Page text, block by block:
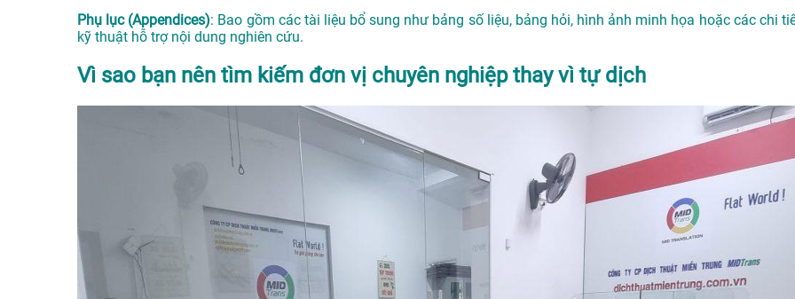
Phụ lục (Appendices): Bao gồm các tài liệu bổ sung như bảng số liệu, bảng hỏi, hình ảnh minh họa hoặc các chi
kỹ thuật hỗ trợ nội dung nghiên cứu.
Vì sao bạn nên tìm kiếm đơn vị chuyên nghiệp thay vì tự dịch